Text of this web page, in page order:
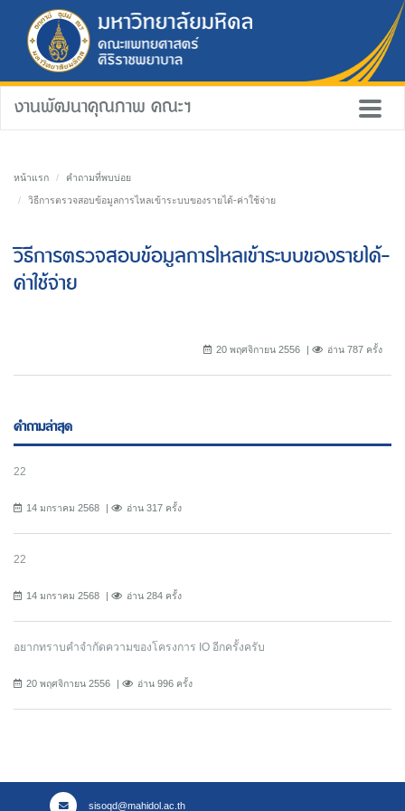
งานพัฒนาคุณภาพ คณะฯ
หน้าแรก คำถามที่พบบ่อย
วิธีการตรวจสอบข้อมูลการไหลเข้าระบบของรายได้-ค่าใช้จ่าย
วิธีการตรวจสอบข้อมูลการไหลเข้าระบบของรายได้-
ค่าใช้จ่าย
20 พฤศจิกายน 2556 อ่าน 787 ครั้ง
คำถามล่าสุด
22
14 มกราคม 2568 อ่าน 317 ครั้ง
22
14 มกราคม 2568 อ่าน 284 ครั้ง
อยากทราบคำจำกัดความของโครงการ IO อีกครั้งครับ
20 พฤศจิกายน 2556 อ่าน 996 ครั้ง
sisoqd@mahidol.ac.th